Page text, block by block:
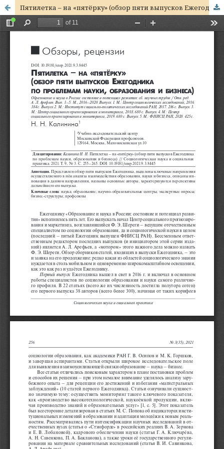
Пятилетка – на «пятёрку» (обзор пяти выпусков Ежегодника по проблемам науки, образования и бизнеса)